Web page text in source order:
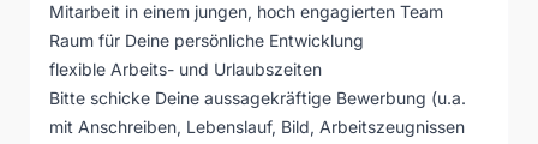
Mitarbeit in einem jungen, hoch engagierten Team
Raum für Deine persönliche Entwicklung
flexible Arbeits- und Urlaubszeiten
Bitte schicke Deine aussagekräftige Bewerbung (u.a.
mit Anschreiben, Lebenslauf, Bild, Arbeitszeugnissen